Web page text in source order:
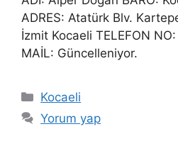
ADRES: Atatürk Blv.
İzmit Kocaeli TELEFON
MAİL: Güncelleniyor.
Kategoriler
Kocaeli
Yorum yap